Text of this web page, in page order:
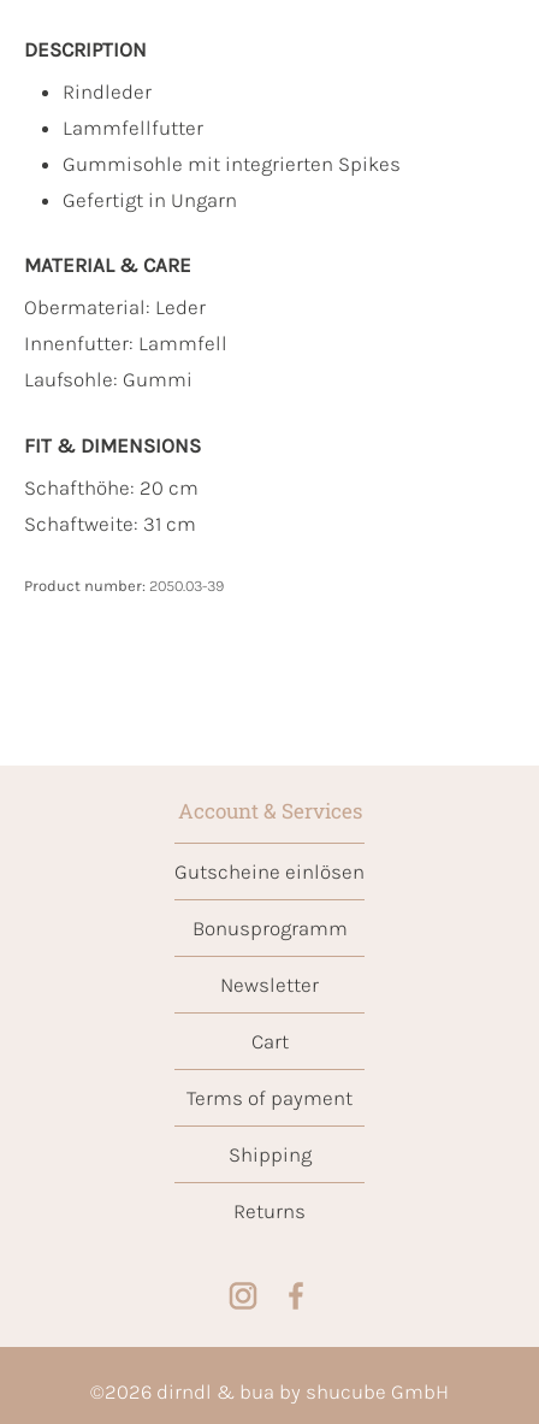
DESCRIPTION
Rindleder
Lammfellfutter
Gummisohle mit integrierten Spikes
Gefertigt in Ungarn
MATERIAL & CARE
Obermaterial: Leder
Innenfutter: Lammfell
Laufsohle: Gummi
FIT & DIMENSIONS
Schafthöhe: 20 cm
Schaftweite: 31 cm
Product number: 2050.03-39
Account & Services
Gutscheine einlösen
Bonusprogramm
Newsletter
Cart
Terms of payment
Shipping
Returns
©2026 dirndl & bua by shucube GmbH